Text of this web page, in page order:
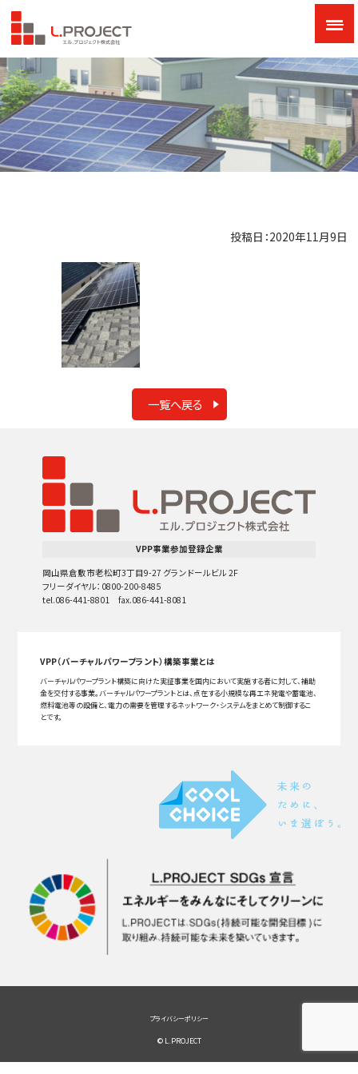
投稿日：2020年11月9日
一覧へ戻る
VPP事業参加登録企業
岡山県倉敷市老松町3丁目9-27 グランドールビル 2F
フリーダイヤル：0800-200-8485
tel.086-441-8801 fax.086-441-8081
VPP（バーチャルパワープラント）構築事業とは
バーチャルパワープラント構築に向けた実証事業を国内において実施する者に対して、補助
金を交付する事業。バーチャルパワープラントとは、点在する小規模な再エネ発電や蓄電池、
燃料電池等の設備と、電力の需要を管理するネットワーク・システムをまとめて制御するこ
とです。
プライバシーポリシー
© L.PROJECT